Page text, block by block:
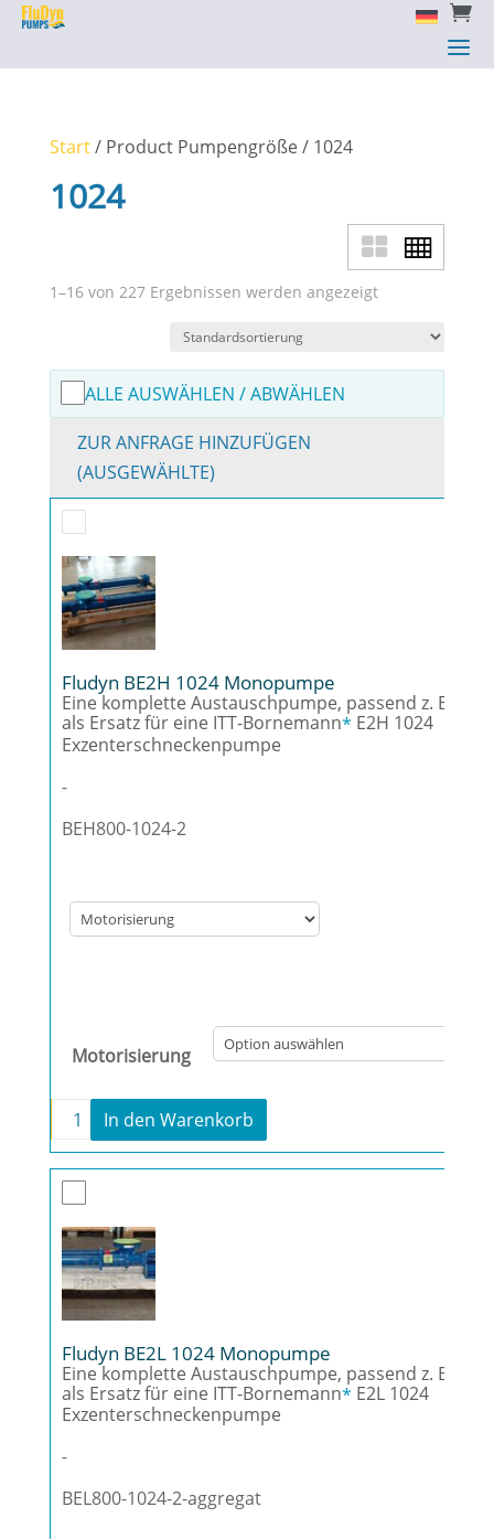

a

a
Start/ Product Pumpengröße / 1024
1024
1–16 von 227 Ergebnissen werden angezeigt
ALLE AUSWÄHLEN / ABWÄHLEN
ZUR ANFRAGE HINZUFÜGEN
(AUSGEWÄHLTE)
Fludyn BE2H 1024 Monopumpe
Eine komplette Austauschpumpe, passend z. B.
als Ersatz für eine ITT-Bornemann* E2H 1024
Exzenterschneckenpumpe
-
BEH800-1024-2
Motorisierung
Fludyn BE2H 1024 Monopumpe Menge
+
In den Warenkorb
Fludyn BE2L 1024 Monopumpe
Eine komplette Austauschpumpe, passend z. B.
als Ersatz für eine ITT-Bornemann* E2L 1024
Exzenterschneckenpumpe
-
BEL800-1024-2-aggregat